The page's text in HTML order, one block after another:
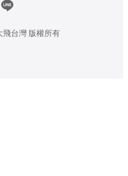
飛台灣 版權所有